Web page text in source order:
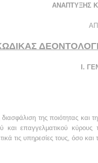
ΑΝΑΠΤΥΞΗΣ
I.
της ποιότητας και
και επαγγελματικού
τις υπηρεσίες τους, όσο και